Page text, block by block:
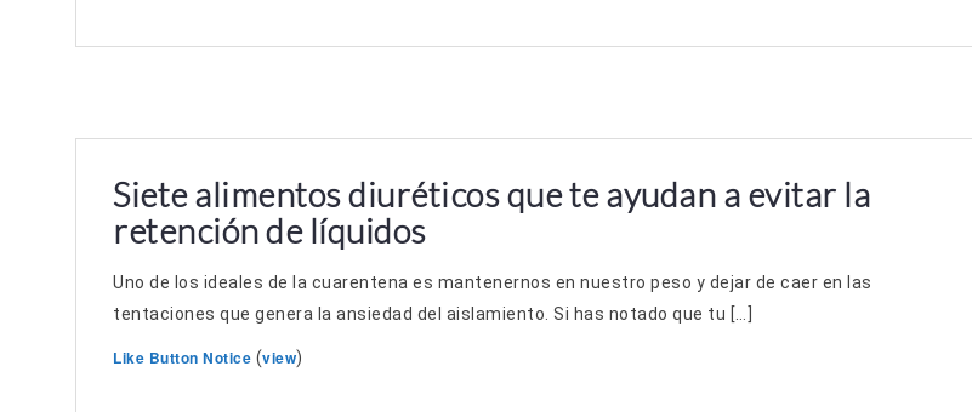
Siete alimentos diuréticos que te ayudan a evitar la
retención de líquidos
Uno de los ideales de la cuarentena es mantenernos en nuestro peso y dejar de caer en las
tentaciones que genera la ansiedad del aislamiento. Si has notado que tu […]
Like Button Notice (view)